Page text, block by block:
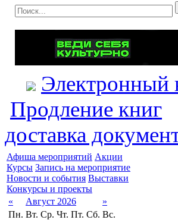
Электронный
Продление книг
доставка
Афиша мероприятий Акции
Курсы Запись на мероприятие
Новости и события Выставки
Конкурсы и проекты
«
Август 2026
»
Пн. Вт. Ср. Чт. Пт. Сб. Вс.